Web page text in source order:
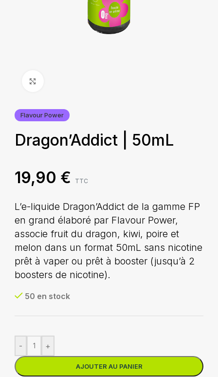
Flavour Power
Dragon’Addict | 50mL
19,90 € TTC
L’e-liquide Dragon’Addict de la gamme FP
en grand élaboré par Flavour Power,
associe fruit du dragon, kiwi, poire et
melon dans un format 50mL sans nicotine
prêt à vaper ou prêt à booster (jusqu’à 2
boosters de nicotine).
50 en stock
- +
AJOUTER AU PANIER